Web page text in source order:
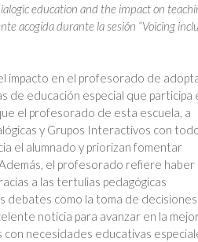
education and the impact on
acogida durante la sesión “Voicing
impacto en el profesorado de
de educación especial que participa
el profesorado de esta escuela, a
y Grupos Interactivos con
el alumnado y priorizan fomentar
el profesorado refiere haber
a las tertulias pedagógicas
debates como la toma de
noticia para avanzar en la
con necesidades educativas